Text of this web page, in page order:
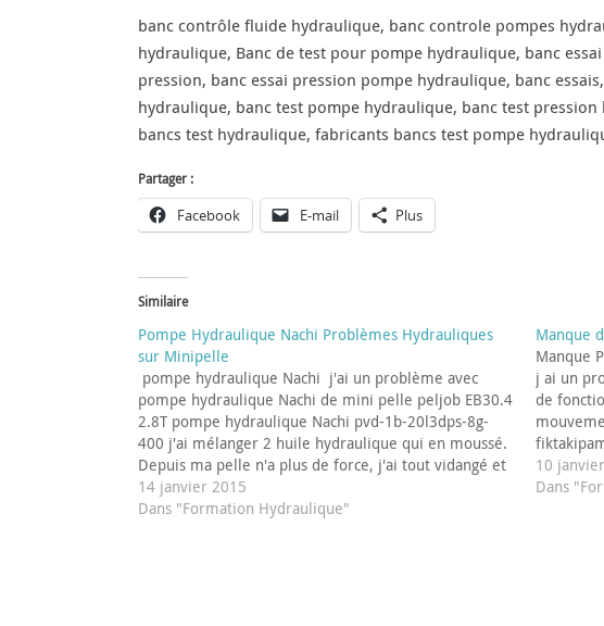
banc contrôle fluide hydraulique, banc controle pompes
hydraulique, Banc de test pour pompe hydraulique, banc
pression, banc essai pression pompe hydraulique, banc
hydraulique, banc test pompe hydraulique, banc test
bancs test hydraulique, fabricants bancs test pompe
Partager :
Facebook E-mail Plus
Similaire
Pompe Hydraulique Nachi Problèmes Hydrauliques
sur Minipelle
pompe hydraulique Nachi j'ai un problème avec
pompe hydraulique Nachi de mini pelle peljob EB30.4
2.8T pompe hydraulique Nachi pvd-1b-20l3dps-8g-
400 j'ai mélanger 2 huile hydraulique qui en moussé.
Depuis ma pelle n'a plus de force, j'ai tout vidangé et
remis de esquivis 46 mais toujours pareil. Merci, Paul
mer. 14 janv. 2015…
14 janvier 2015
Dans "Formation Hydraulique"
Manque
Manque
j ai un
de
Réponse
certaine
10
Dans